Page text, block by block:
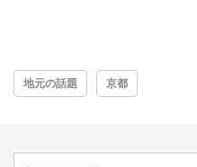
地元の話題 京都